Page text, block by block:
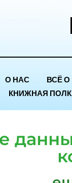
О НАС
ВСЁ
КНИЖНАЯ